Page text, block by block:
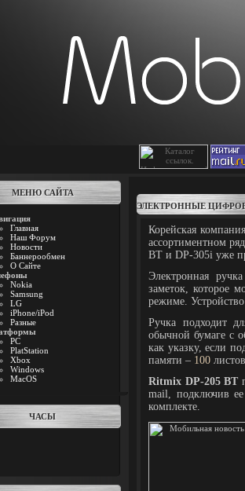
МЕНЮ САЙТА
Главная
Наш Форум
Новости
Баннерообмен
О Сайте
Nokia
Samsung
LG
iPhone/iPod
Разные
PC
PlatStation
Xbox
Windows
MacOS
ЧАСЫ
ЭЛЕКТРОННЫЕ
Корейская
ассортиментном
BT и DP-305i уже
Электронная
заметок, которое
режиме.
Ручка подходит
обычной бумаге с
как указку, если
памяти – 100
Ritmix DP-205 BT
mail, подключив
комплекте.